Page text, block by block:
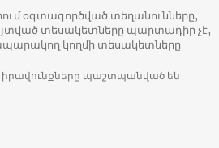
օգտագործված տեղանունները,
տեսակետները պարտադիր չէ,
կողմի տեսակետները
իրավունքները պաշտպանված են